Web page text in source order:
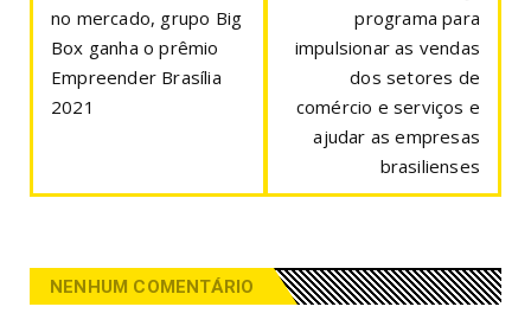
no mercado, grupo Big
Box ganha o prêmio
Empreender Brasília
2021
programa para
impulsionar as vendas
dos setores de
comércio e serviços e
ajudar as empresas
brasilienses
NENHUM COMENTÁRIO